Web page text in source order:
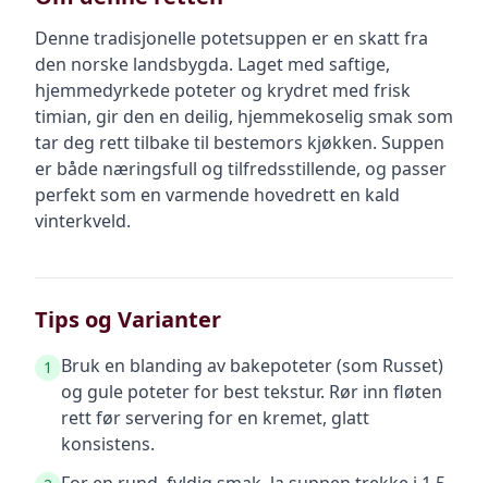
Denne tradisjonelle potetsuppen er en skatt fra
den norske landsbygda. Laget med saftige,
hjemmedyrkede poteter og krydret med frisk
timian, gir den en deilig, hjemmekoselig smak som
tar deg rett tilbake til bestemors kjøkken. Suppen
er både næringsfull og tilfredsstillende, og passer
perfekt som en varmende hovedrett en kald
vinterkveld.
Tips og Varianter
1
Bruk en blanding av bakepoteter (som Russet)
og gule poteter for best tekstur. Rør inn fløten
rett før servering for en kremet, glatt
konsistens.